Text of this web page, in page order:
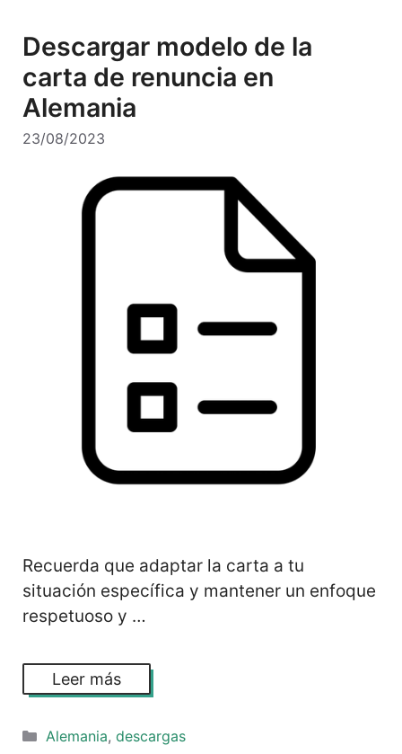
Descargar modelo de la
carta de renuncia en
Alemania
23/08/2023
Recuerda que adaptar la carta a tu
situación específica y mantener un enfoque
respetuoso y …
Leer más
Categorías
Alemania, descargas